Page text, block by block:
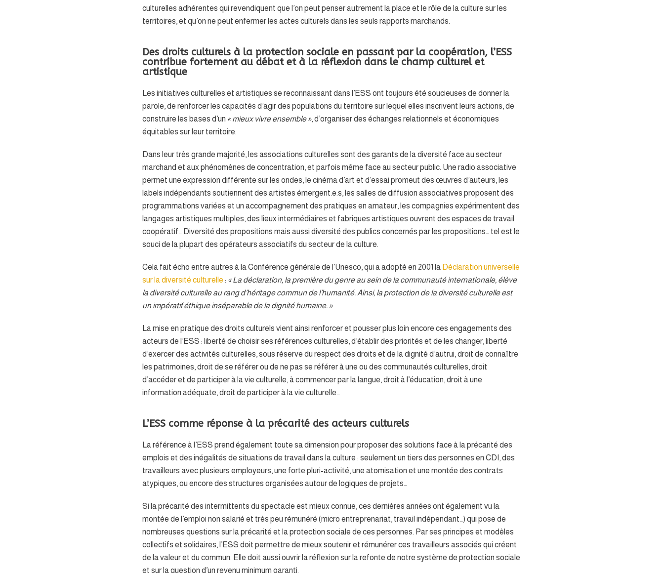
culturelles adhérentes qui revendiquent que l’on peut penser autrement la place et le rôle de la culture sur les
territoires, et qu’on ne peut enfermer les actes culturels dans les seuls rapports marchands.
Des droits culturels à la protection sociale en passant par la coopération, l’ESS
contribue fortement au débat et à la réflexion dans le champ culturel et
artistique
Les initiatives culturelles et artistiques se reconnaissant dans l’ESS ont toujours été soucieuses de donner la
parole, de renforcer les capacités d’agir des populations du territoire sur lequel elles inscrivent leurs actions, de
construire les bases d’un « mieux vivre ensemble », d’organiser des échanges relationnels et économiques
équitables sur leur territoire.
Dans leur très grande majorité, les associations culturelles sont des garants de la diversité face au secteur
marchand et aux phénomènes de concentration, et parfois même face au secteur public. Une radio associative
permet une expression différente sur les ondes, le cinéma d’art et d’essai promeut des œuvres d’auteurs, les
labels indépendants soutiennent des artistes émergent.e.s, les salles de diffusion associatives proposent des
programmations variées et un accompagnement des pratiques en amateur, les compagnies expérimentent des
langages artistiques multiples, des lieux intermédiaires et fabriques artistiques ouvrent des espaces de travail
coopératif… Diversité des propositions mais aussi diversité des publics concernés par les propositions… tel est le
souci de la plupart des opérateurs associatifs du secteur de la culture.
Cela fait écho entre autres à la Conférence générale de l’Unesco, qui a adopté en 2001 la Déclaration universelle
sur la diversité culturelle : « La déclaration, la première du genre au sein de la communauté internationale, élève
la diversité culturelle au rang d’héritage commun de l’humanité. Ainsi, la protection de la diversité culturelle est
un impératif éthique inséparable de la dignité humaine. »
La mise en pratique des droits culturels vient ainsi renforcer et pousser plus loin encore ces engagements des
acteurs de l’ESS : liberté de choisir ses références culturelles, d’établir des priorités et de les changer, liberté
d’exercer des activités culturelles, sous réserve du respect des droits et de la dignité d’autrui, droit de connaître
les patrimoines, droit de se référer ou de ne pas se référer à une ou des communautés culturelles, droit
d’accéder et de participer à la vie culturelle, à commencer par la langue, droit à l’éducation, droit à une
information adéquate, droit de participer à la vie culturelle…
L’ESS comme réponse à la précarité des acteurs culturels
La référence à l’ESS prend également toute sa dimension pour proposer des solutions face à la précarité des
emplois et des inégalités de situations de travail dans la culture : seulement un tiers des personnes en CDI, des
travailleurs avec plusieurs employeurs, une forte pluri-activité, une atomisation et une montée des contrats
atypiques, ou encore des structures organisées autour de logiques de projets…
Si la précarité des intermittents du spectacle est mieux connue, ces dernières années ont également vu la
montée de l’emploi non salarié et très peu rémunéré (micro entreprenariat, travail indépendant…) qui pose de
nombreuses questions sur la précarité et la protection sociale de ces personnes. Par ses principes et modèles
collectifs et solidaires, l’ESS doit permettre de mieux soutenir et rémunérer ces travailleurs associés qui créent
de la valeur et du commun. Elle doit aussi ouvrir la réflexion sur la refonte de notre système de protection sociale
et sur la question d’un revenu minimum garanti.